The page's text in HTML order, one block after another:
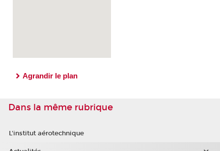
Agrandir le plan
Dans la même rubrique
L'institut aérotechnique